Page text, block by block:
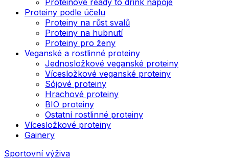
Proteiny podle účelu
Proteiny na růst svalů
Proteiny na hubnutí
Proteiny pro ženy
Veganské a rostlinné proteiny
Jednosložkové veganské proteiny
Vícesložkové veganské proteiny
Sójové proteiny
Hrachové proteiny
BIO proteiny
Ostatní rostlinné proteiny
Vícesložkové proteiny
Gainery
Sportovní výživa